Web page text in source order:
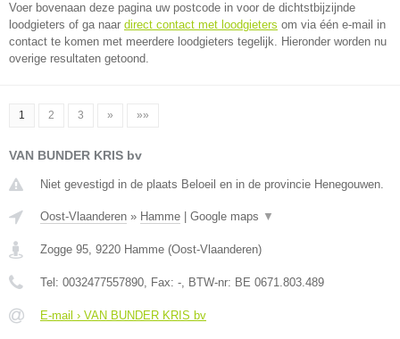
Voer bovenaan deze pagina uw postcode in voor de dichtstbijzijnde
loodgieters of ga naar direct contact met loodgieters om via één e-mail in
contact te komen met meerdere loodgieters tegelijk. Hieronder worden nu
overige resultaten getoond.
1 2 3 » »»
VAN BUNDER KRIS bv
Niet gevestigd in de plaats Beloeil en in de provincie Henegouwen.
Oost-Vlaanderen » Hamme Google maps ▼
Zogge 95, 9220 Hamme (Oost-Vlaanderen)
Tel: 0032477557890, Fax: -, BTW-nr: BE 0671.803.489
E-mail › VAN BUNDER KRIS bv